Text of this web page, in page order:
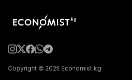
Copyright © 2025 Economist.kg